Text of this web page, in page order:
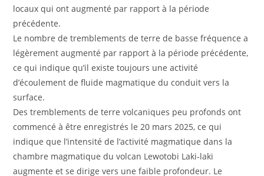
locaux qui ont augmenté par rapport à la période
précédente.
Le nombre de tremblements de terre de basse fréquence a
légèrement augmenté par rapport à la période précédente,
ce qui indique qu’il existe toujours une activité
d’écoulement de fluide magmatique du conduit vers la
surface.
Des tremblements de terre volcaniques peu profonds ont
commencé à être enregistrés le 20 mars 2025, ce qui
indique que l’intensité de l’activité magmatique dans la
chambre magmatique du volcan Lewotobi Laki-laki
augmente et se dirige vers une faible profondeur. Le